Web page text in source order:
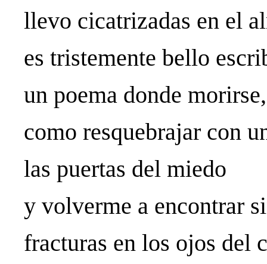
llevo cicatrizadas en el
es tristemente bello
un poema donde
como resquebrajar con
las puertas del miedo
y volverme a encontrar
fracturas en los ojos del